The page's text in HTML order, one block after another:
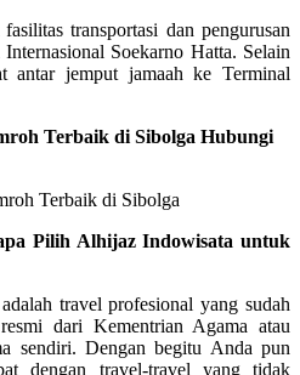
transportasi dan pengurusan
Soekarno Hatta. Selain
antar jemput jamaah ke Terminal
Terbaik di Sibolga Hubungi
Pilih Alhijaz Indowisata untuk
travel profesional yang sudah
dari Kementrian Agama atau
sendiri. Dengan begitu Anda pun
dengan travel-travel yang tidak